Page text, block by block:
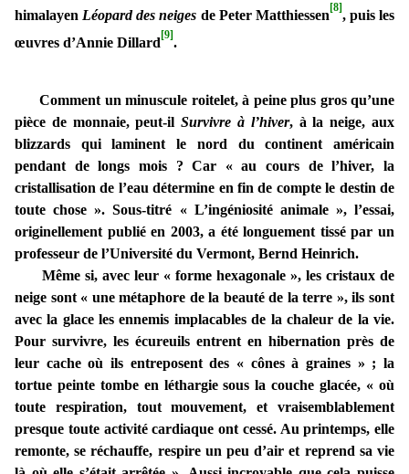
himalayen Léopard des neiges de Peter Matthiessen [8], puis les
œuvres d’Annie Dillard [9].
Comment un minuscule roitelet, à peine plus gros qu’une
pièce de monnaie, peut-ilSurvivre à l’hiver, à la neige, aux
blizzards qui laminent le nord du continent américain
pendant de longs mois ? Car « au cours de l’hiver, la
cristallisation de l’eau détermine en fin de compte le destin de
toute chose ». Sous-titré « L’ingéniosité animale », l’essai,
originellement publié en 2003, a été longuement tissé par un
professeur de l’Université du Vermont, Bernd Heinrich.
Même si, avec leur « forme hexagonale », les cristaux de
neige sont « une métaphore de la beauté de la terre », ils sont
avec la glace les ennemis implacables de la chaleur de la vie.
Pour survivre, les écureuils entrent en hibernation près de
leur cache où ils entreposent des « cônes à graines » ; la
tortue peinte tombe en léthargie sous la couche glacée, « où
toute respiration, tout mouvement, et vraisemblablement
presque toute activité cardiaque ont cessé. Au printemps, elle
remonte, se réchauffe, respire un peu d’air et reprend sa vie